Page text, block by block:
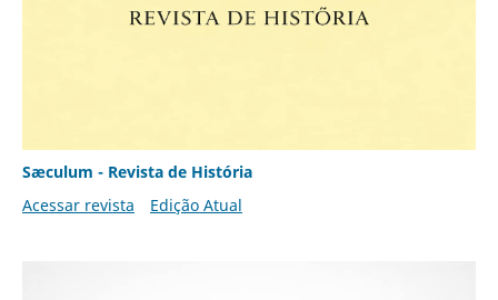
Sæculum - Revista de História
Acessar revista
Edição Atual